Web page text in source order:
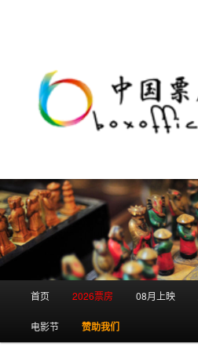
首页 2026票房 08月上映
电影节 赞助我们